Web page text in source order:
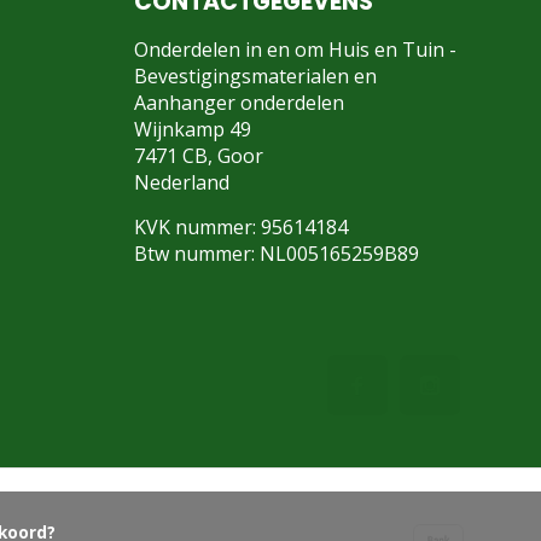
Onderdelen in en om Huis en Tuin -
Bevestigingsmaterialen en
Aanhanger onderdelen
Wijnkamp 49
7471 CB, Goor
Nederland
KVK nummer: 95614184
Btw nummer: NL005165259B89